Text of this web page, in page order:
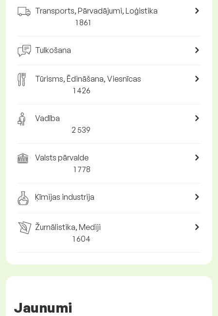
Transports, Pārvadājumi, Loģistika
1 861
Tulkošana
Tūrisms, Ēdināšana, Viesnīcas
1 426
Vadība
2 539
Valsts pārvalde
1 778
Ķīmijas industrija
Žurnālistika, Mediji
1 604
Jaunumi